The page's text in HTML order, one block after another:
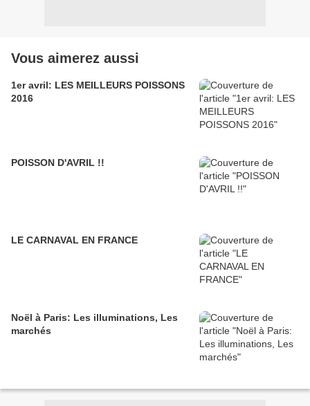
Vous aimerez aussi
1er avril: LES MEILLEURS POISSONS
2016
POISSON D'AVRIL !!
LE CARNAVAL EN FRANCE
Noël à Paris: Les illuminations, Les
marchés